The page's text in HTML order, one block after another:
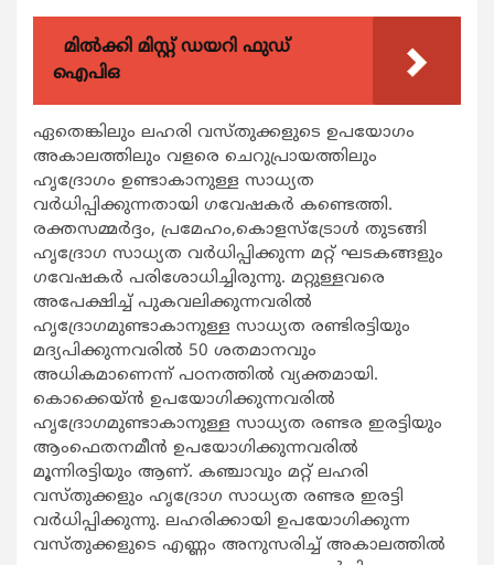
മിൽക്കി മിസ്റ്റ് ഡയറി ഫുഡ്
ഐപിഒ
ഏതെങ്കിലും ലഹരി വസ്തുക്കളുടെ ഉപയോഗം
അകാലത്തിലും വളരെ ചെറുപ്രായത്തിലും
ഹൃദ്രോഗം ഉണ്ടാകാനുള്ള സാധ്യത
വര്‍ധിപ്പിക്കുന്നതായി ഗവേഷകര്‍ കണ്ടെത്തി.
രക്തസമ്മര്‍ദ്ദം, പ്രമേഹം,കൊളസ്‌ട്രോള്‍ തുടങ്ങി
ഹൃദ്രോഗ സാധ്യത വര്‍ധിപ്പിക്കുന്ന മറ്റ് ഘടകങ്ങളും
ഗവേഷകര്‍ പരിശോധിച്ചിരുന്നു. മറ്റുള്ളവരെ
അപേക്ഷിച്ച് പുകവലിക്കുന്നവരില്‍
ഹൃദ്രോഗമുണ്ടാകാനുള്ള സാധ്യത രണ്ടിരട്ടിയും
മദ്യപിക്കുന്നവരില്‍ 50 ശതമാനവും
അധികമാണെന്ന് പഠനത്തില്‍ വ്യക്തമായി.
കൊക്കെയ്ന്‍ ഉപയോഗിക്കുന്നവരില്‍
ഹൃദ്രോഗമുണ്ടാകാനുള്ള സാധ്യത രണ്ടര ഇരട്ടിയും
ആംഫെതനമീന്‍ ഉപയോഗിക്കുന്നവരില്‍
മൂന്നിരട്ടിയും ആണ്. കഞ്ചാവും മറ്റ് ലഹരി
വസ്തുക്കളും ഹൃദ്രോഗ സാധ്യത രണ്ടര ഇരട്ടി
വര്‍ധിപ്പിക്കുന്നു. ലഹരിക്കായി ഉപയോഗിക്കുന്ന
വസ്തുക്കളുടെ എണ്ണം അനുസരിച്ച് അകാലത്തില്‍